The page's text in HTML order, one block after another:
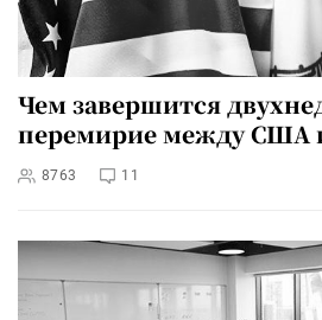
Чем завершится
перемирие между США
8763 11